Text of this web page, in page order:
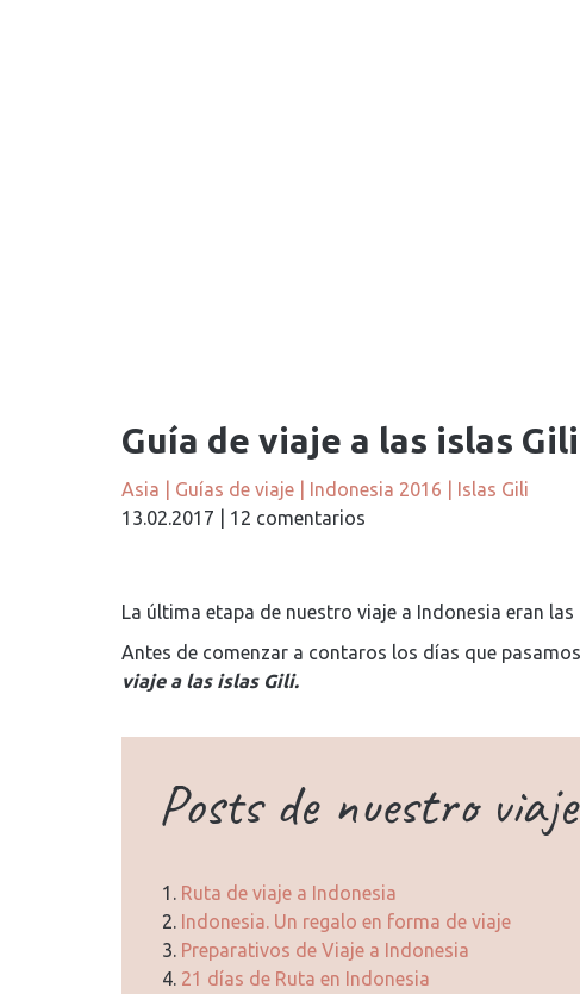
Guía de viaje a las islas
Asia Guías de viaje Indonesia 2016
Islas Gili
13.02.2017
12 comentarios
La última etapa de nuestro viaje a Indonesia eran las
Antes de comenzar a contaros los días que
viaje a las islas Gili.
Posts de nuestro
Ruta de viaje a Indonesia
Indonesia. Un regalo en forma de viaje
Preparativos de Viaje a Indonesia
21 días de Ruta en Indonesia